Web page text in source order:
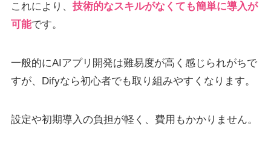
これにより、 技術的なスキルがなくても簡単に導入が
可能です。
一般的にAIアプリ開発は難易度が高く感じられがちで
すが、Difyなら初心者でも取り組みやすくなります。
設定や初期導入の負担が軽く、費用もかかりません。